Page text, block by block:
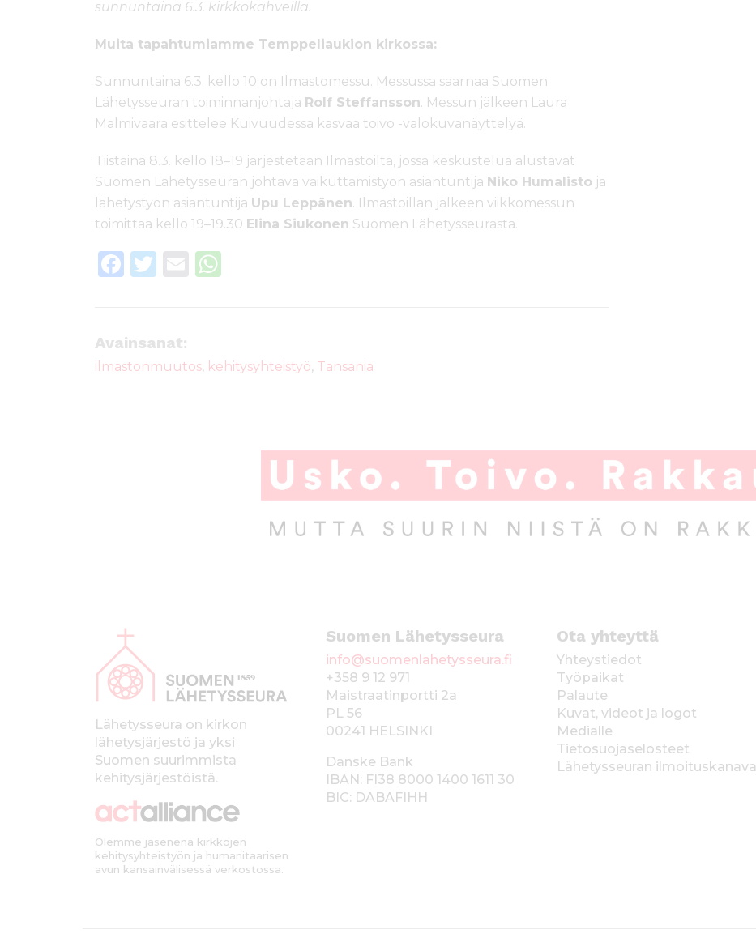
sunnuntaina 6.3. kirkkokahveilla.
Muita tapahtumiamme Temppeliaukion kirkossa:
Sunnuntaina 6.3. kello 10 on Ilmastomessu. Messussa saarnaa Suomen
Lähetysseuran toiminnanjohtaja Rolf Steffansson. Messun jälkeen Laura
Malmivaara esittelee Kuivuudessa kasvaa toivo -valokuvanäyttelyä.
Tiistaina 8.3. kello 18–19 järjestetään Ilmastoilta, jossa keskustelua alustavat
Suomen Lähetysseuran johtava vaikuttamistyön asiantuntija Niko Humalisto ja
lähetystyön asiantuntija Upu Leppänen. Ilmastoillan jälkeen viikkomessun
toimittaa kello 19–19.30 Elina Siukonen Suomen Lähetysseurasta.
F
e
b
T
te
r
E
A
Avainsanat:
ilmastonmuutos, kehitysyhteistyö, Tansania
Lähetysseura on kirkon
lähetysjärjestö ja yksi
Suomen suurimmista
kehitysjärjestöistä.
Olemme jäsenenä kirkkojen
kehitysyhteistyön ja humanitaarisen
avun kansainvälisessä verkostossa.
Suomen Lähetysseura
info@suomenlahetysseura.fi
+358 9 12 971
Maistraatinportti 2a
PL 56
00241 HELSINKI
Danske Bank
IBAN: FI38 8000 1400 1611 30
BIC: DABAFIHH
Ota yhteyttä
Yhteystiedot
Työpaikat
Palaute
Kuvat, videot ja logot
Medialle
Tietosuojaselosteet
Lähetysseuran ilmoituskanava